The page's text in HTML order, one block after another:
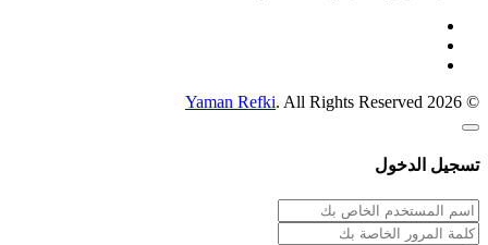
© 2026
Yaman Refki. All Rights Reserved
تسجيل الدخول